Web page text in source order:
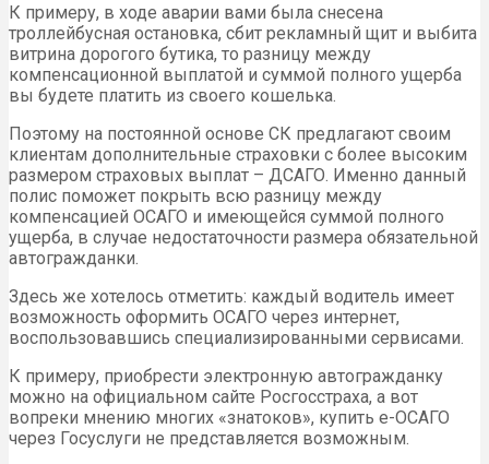
К примеру, в ходе аварии вами была снесена
троллейбусная остановка, сбит рекламный щит и выбита
витрина дорогого бутика, то разницу между
компенсационной выплатой и суммой полного ущерба
вы будете платить из своего кошелька.
Поэтому на постоянной основе СК предлагают своим
клиентам дополнительные страховки с более высоким
размером страховых выплат – ДСАГО. Именно данный
полис поможет покрыть всю разницу между
компенсацией ОСАГО и имеющейся суммой полного
ущерба, в случае недостаточности размера обязательной
автогражданки.
Здесь же хотелось отметить: каждый водитель имеет
возможность оформить ОСАГО через интернет,
воспользовавшись специализированными сервисами.
К примеру, приобрести электронную автогражданку
можно на официальном сайте Росгосстраха, а вот
вопреки мнению многих «знатоков», купить е-ОСАГО
через Госуслуги не представляется возможным.